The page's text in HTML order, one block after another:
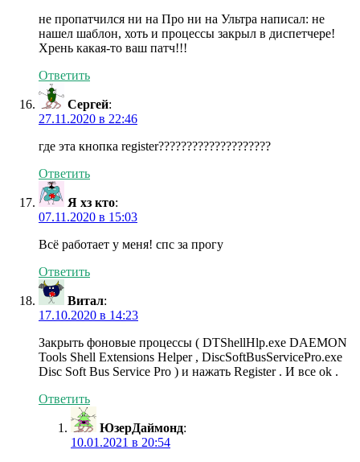
не пропатчился ни на Про ни на Ультра написал: не
нашел шаблон, хоть и процессы закрыл в диспетчере!
Хрень какая-то ваш патч!!!
Ответить
Сергей:
27.11.2020 в 22:46
где эта кнопка register????????????????????
Ответить
Я хз кто:
07.11.2020 в 15:03
Всё работает у меня! спс за прогу
Ответить
Витал:
17.10.2020 в 14:23
Закрыть фоновые процессы ( DTShellHlp.exe DAEMON
Tools Shell Extensions Helper , DiscSoftBusServicePro.exe
Disc Soft Bus Service Pro ) и нажать Register . И все ok .
Ответить
ЮзерДаймонд:
10.01.2021 в 20:54